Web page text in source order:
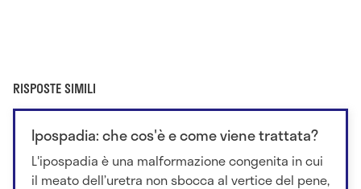
RISPOSTE SIMILI
Ipospadia: che cos'è e come viene trattata?
L'ipospadia è una malformazione congenita in cui
il meato dell’uretra non sbocca al vertice del pene,